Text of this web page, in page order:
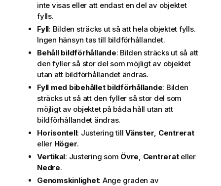
inte visas eller att endast en del av objektet
fylls.
Fyll: Bilden sträcks ut så att hela objektet fylls.
Ingen hänsyn tas till bildförhållandet.
Behåll bildförhållande: Bilden sträcks ut så att
den fyller så stor del som möjligt av objektet
utan att bildförhållandet ändras.
Fyll med bibehållet bildförhållande: Bilden
sträcks ut så att den fyller så stor del som
möjligt av objektet på båda håll utan att
bildförhållandet ändras.
Horisontell: Justering till Vänster, Centrerat
eller Höger.
Vertikal: Justering som Övre, Centrerateller
Nedre.
Genomskinlighet: Ange graden av